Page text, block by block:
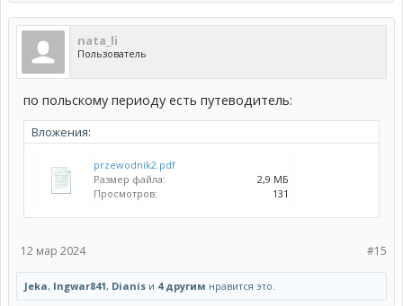
nata_li
Пользователь
по польскому периоду есть путеводитель:
Вложения:
przewodnik2.pdf
Размер файла:
2,9 МБ
Просмотров:
131
#15
12 мар 2024
Jeka, Ingwar841, Dianis и 4 другим нравится это.